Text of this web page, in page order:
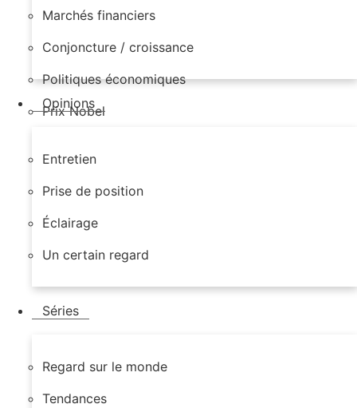
Marchés financiers
Conjoncture / croissance
Politiques économiques
Prix Nobel
Opinions
Entretien
Prise de position
Éclairage
Un certain regard
Séries
Regard sur le monde
Tendances